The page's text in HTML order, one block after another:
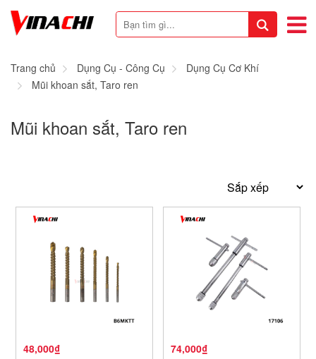
Trang chủ Dụng Cụ - Công Cụ
Dụng Cụ Cơ Khí
Mũi khoan sắt, Taro ren
Mũi khoan sắt, Taro ren
48,000₫
74,000₫